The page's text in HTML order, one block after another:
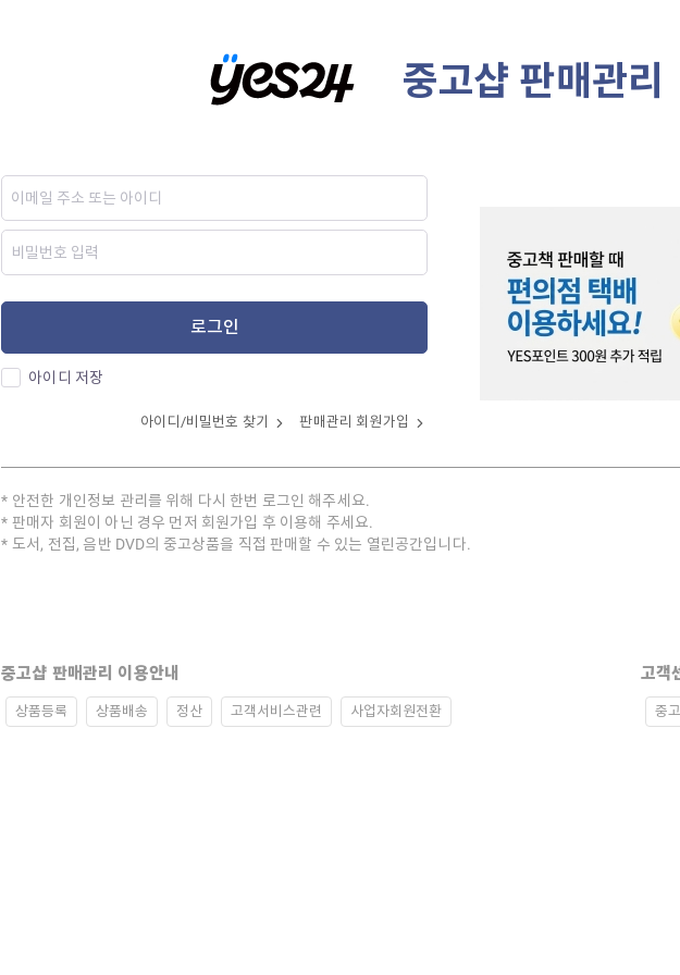
중고샵 판매관리
로그인
아이디 저장
아이디/비밀번호 찾기 판매관리 회원가입
안전한 개인정보 관리를 위해 다시 한번 로그인 해주세요.
판매자 회원이 아닌 경우 먼저 회원가입 후 이용해 주세요.
도서, 전집, 음반 DVD의 중고상품을 직접 판매할 수 있는 열린공간입니다.
중고샵 판매관리 이용안내
상품등록 상품배송 정산 고객서비스관련 사업자회원전환
고객
중